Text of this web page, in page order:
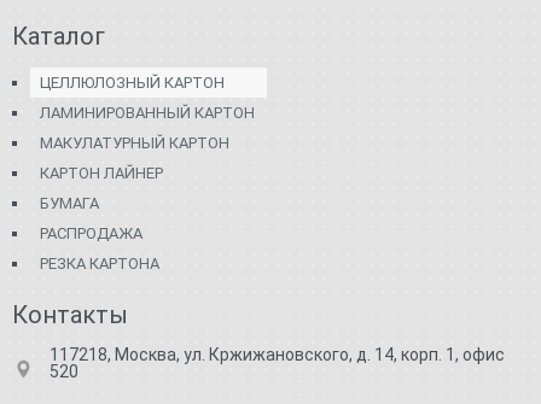
Каталог
ЦЕЛЛЮЛОЗНЫЙ КАРТОН
ЛАМИНИРОВАННЫЙ КАРТОН
МАКУЛАТУРНЫЙ КАРТОН
КАРТОН ЛАЙНЕР
БУМАГА
РАСПРОДАЖА
РЕЗКА КАРТОНА
Контакты
117218, Москва, ул. Кржижановского, д. 14, корп. 1, офис
520